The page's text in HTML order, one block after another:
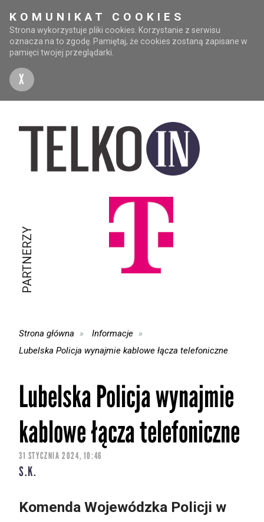
KOMUNIKAT COOKIES
Strona wykorzystuje pliki cookies. Korzystanie z serwisu
oznacza na to zgodę. Pamiętaj, że cookies zostaną zapisane w
pamięci twojej przeglądarki.
X
PARTNERZY
Strona główna
Informacje
Lubelska Policja wynajmie kablowe łącza telefoniczne
Lubelska Policja wynajmie
kablowe łącza telefoniczne
31 STYCZNIA 2024, 10:46
S.K.
Komenda Wojewódzka Policji w